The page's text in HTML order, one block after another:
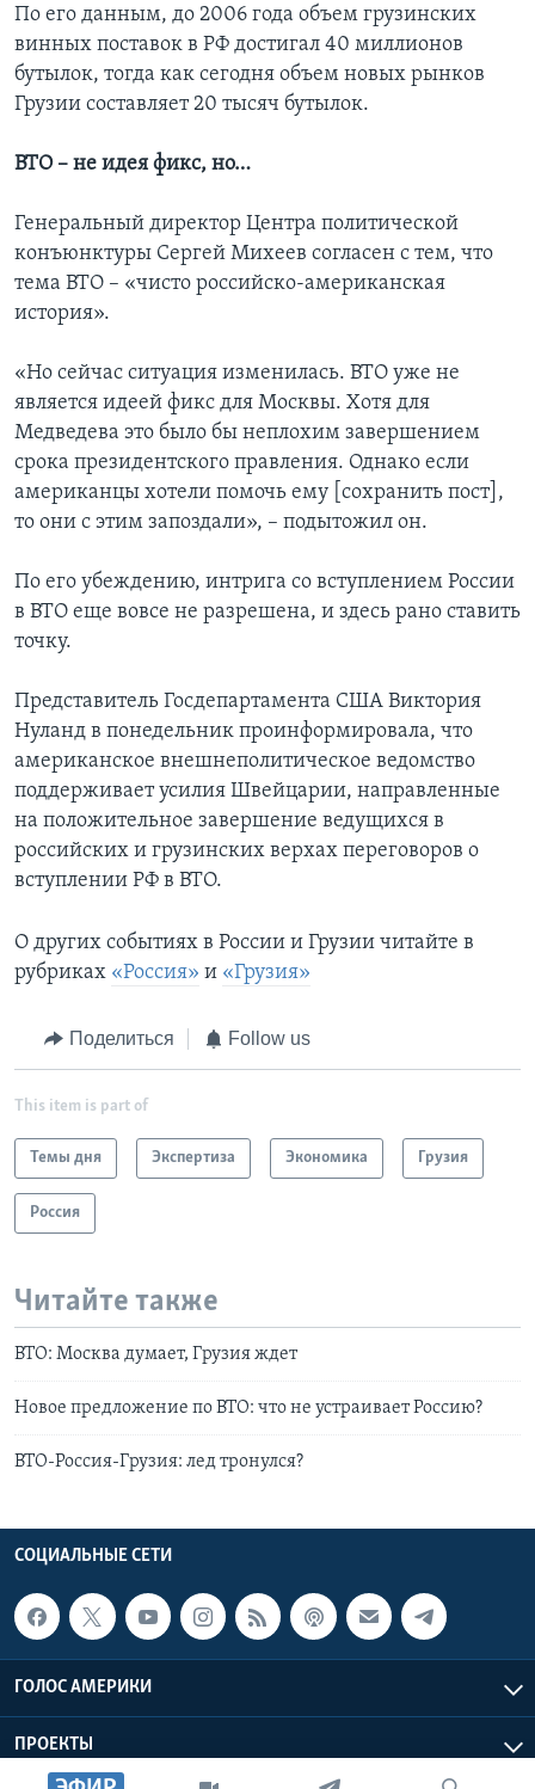
По его данным, до 2006 года объем грузинских
винных поставок в РФ достигал 40 миллионов
бутылок, тогда как сегодня объем новых рынков
Грузии составляет 20 тысяч бутылок.
ВТО – не идея фикс, но…
Генеральный директор Центра политической
конъюнктуры Сергей Михеев согласен с тем, что
тема ВТО – «чисто российско-американская
история».
«Но сейчас ситуация изменилась. ВТО уже не
является идеей фикс для Москвы. Хотя для
Медведева это было бы неплохим завершением
срока президентского правления. Однако если
американцы хотели помочь ему [сохранить пост],
то они с этим запоздали», – подытожил он.
По его убеждению, интрига со вступлением России
в ВТО еще вовсе не разрешена, и здесь рано ставить
точку.
Представитель Госдепартамента США Виктория
Нуланд в понедельник проинформировала, что
американское внешнеполитическое ведомство
поддерживает усилия Швейцарии, направленные
на положительное завершение ведущихся в
российских и грузинских верхах переговоров о
вступлении РФ в ВТО.
О других событиях в России и Грузии читайте в
рубриках «Россия» и «Грузия»
Поделиться Follow us
This item is part of
Темы дня Экспертиза Экономика Грузия
Россия
Читайте также
ВТО: Москва думает, Грузия ждет
Новое предложение по ВТО: что не устраивает Россию?
ВТО-Россия-Грузия: лед тронулся?
СОЦИАЛЬНЫЕ СЕТИ
ГОЛОС АМЕРИКИ
ПРОЕКТЫ